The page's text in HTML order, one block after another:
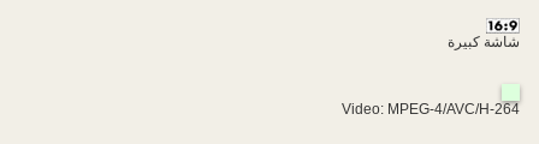
شاشة كبيرة
Video: MPEG-4/AVC/H-264